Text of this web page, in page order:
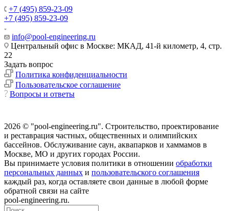
+7 (495) 859-23-09
+7 (495) 859-23-09
info@pool-engineering.ru
Центральный офис в Москве: МКАД, 41-й километр, 4, стр.
22
Задать вопрос
Политика конфиденциальности
Пользовательское соглашение
Вопросы и ответы
2026 © "pool-engineering.ru". Cтроительство, проектирование
и реставрация частных, общественных и олимпийских
бассейнов. Обслуживание саун, аквапарков и хаммамов в
Москве, МО и других городах России.
Вы принимаете условия политики в отношении обработки
персональных данных и пользовательского соглашения
каждый раз, когда оставляете свои данные в любой форме
обратной связи на сайте
pool-engineering.ru.